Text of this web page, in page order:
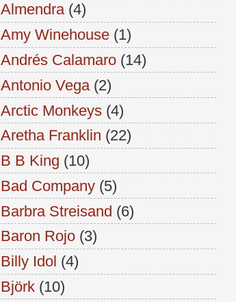
Almendra (4)
Amy Winehouse (1)
Andrés Calamaro (14)
Antonio Vega (2)
Arctic Monkeys (4)
Aretha Franklin (22)
B B King (10)
Bad Company (5)
Barbra Streisand (6)
Baron Rojo (3)
Billy Idol (4)
Björk (10)